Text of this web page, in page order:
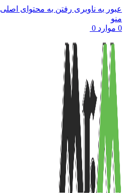
عبور به ناوبری رفتن به محتوای اصلی
منو
0 موارد 0